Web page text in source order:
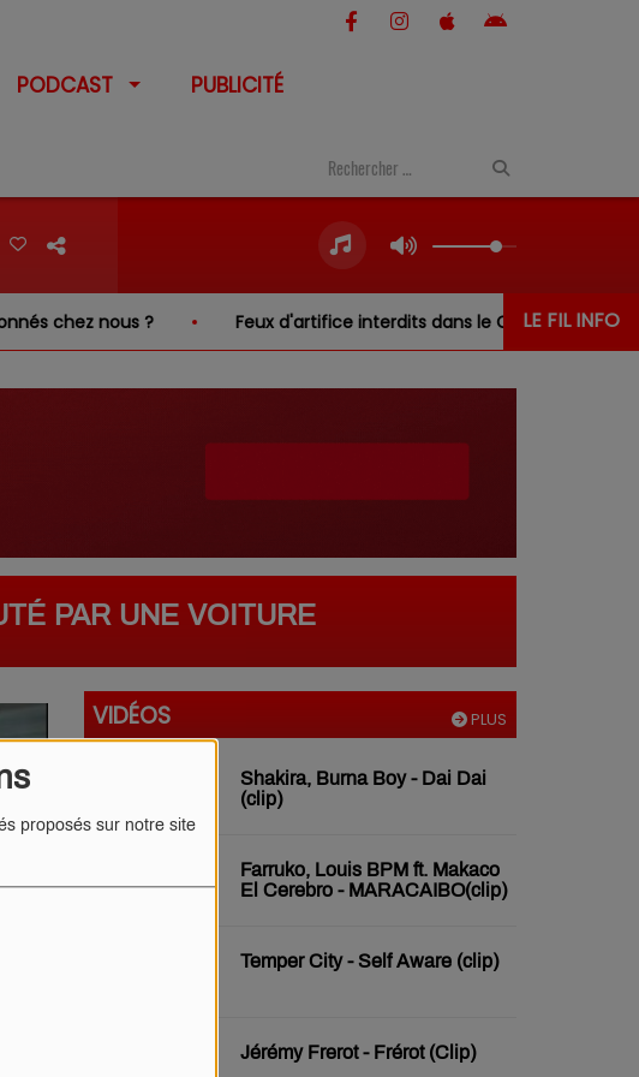
proposés sur notre site
PODCAST PUBLICITÉ
LE FIL INFO
nous ? Feux d'artifice interdits dans le Cher… sauf au-dessus
PAR UNE VOITURE
PLUS
VIDÉOS
Shakira, Burna Boy - Dai Dai
(clip)
Farruko, Louis BPM ft. Makaco
El Cerebro - MARACAIBO(clip)
Temper City - Self Aware (clip)
Jérémy Frerot - Frérot (Clip)